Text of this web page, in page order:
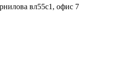
вл55с1, офис 7